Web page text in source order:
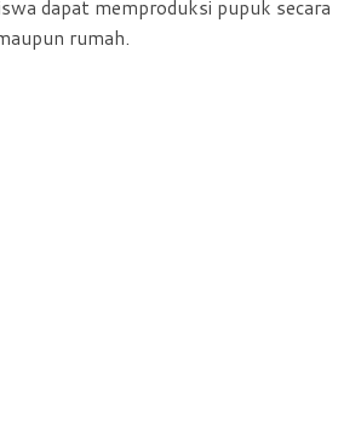
dapat memproduksi pupuk secara
rumah.